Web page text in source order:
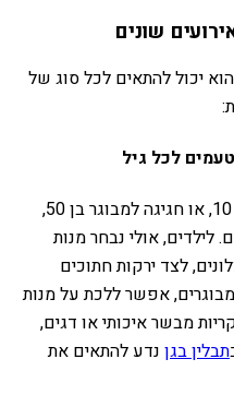
שונים
יכול להתאים לכל סוג של
לכל גיל
בין אם זו מסיבת יום הולדת לילד בן 10, או חגיגה למבוגר בן 50,
לילדים, אולי נבחר מנות
לצד ירקות חתוכים
אפשר ללכת על מנות
מבשר איכותי או דגים,
תבלין בגן נדע להתאים את